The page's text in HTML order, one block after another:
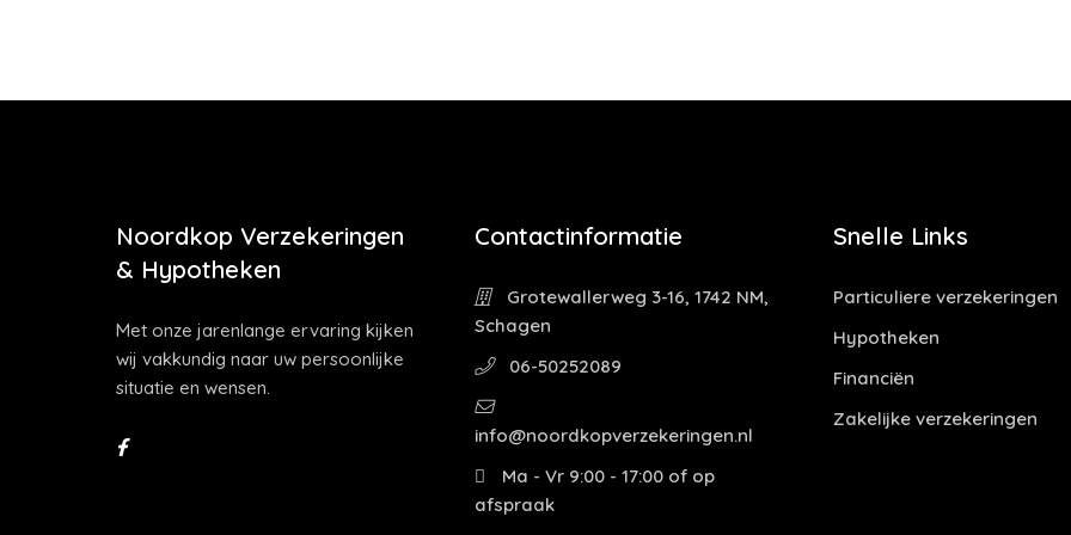
Noordkop Verzekeringen
& Hypotheken
Met onze jarenlange ervaring kijken
wij vakkundig naar uw persoonlijke
situatie en wensen.
Contactinformatie
Grotewallerweg 3-16, 1742 NM,
Schagen
06-50252089
info@noordkopverzekeringen.nl
Ma - Vr 9:00 - 17:00 of op
afspraak
Snelle Links
Particuliere verzekeringen
Hypotheken
Financiën
Zakelijke verzekeringen